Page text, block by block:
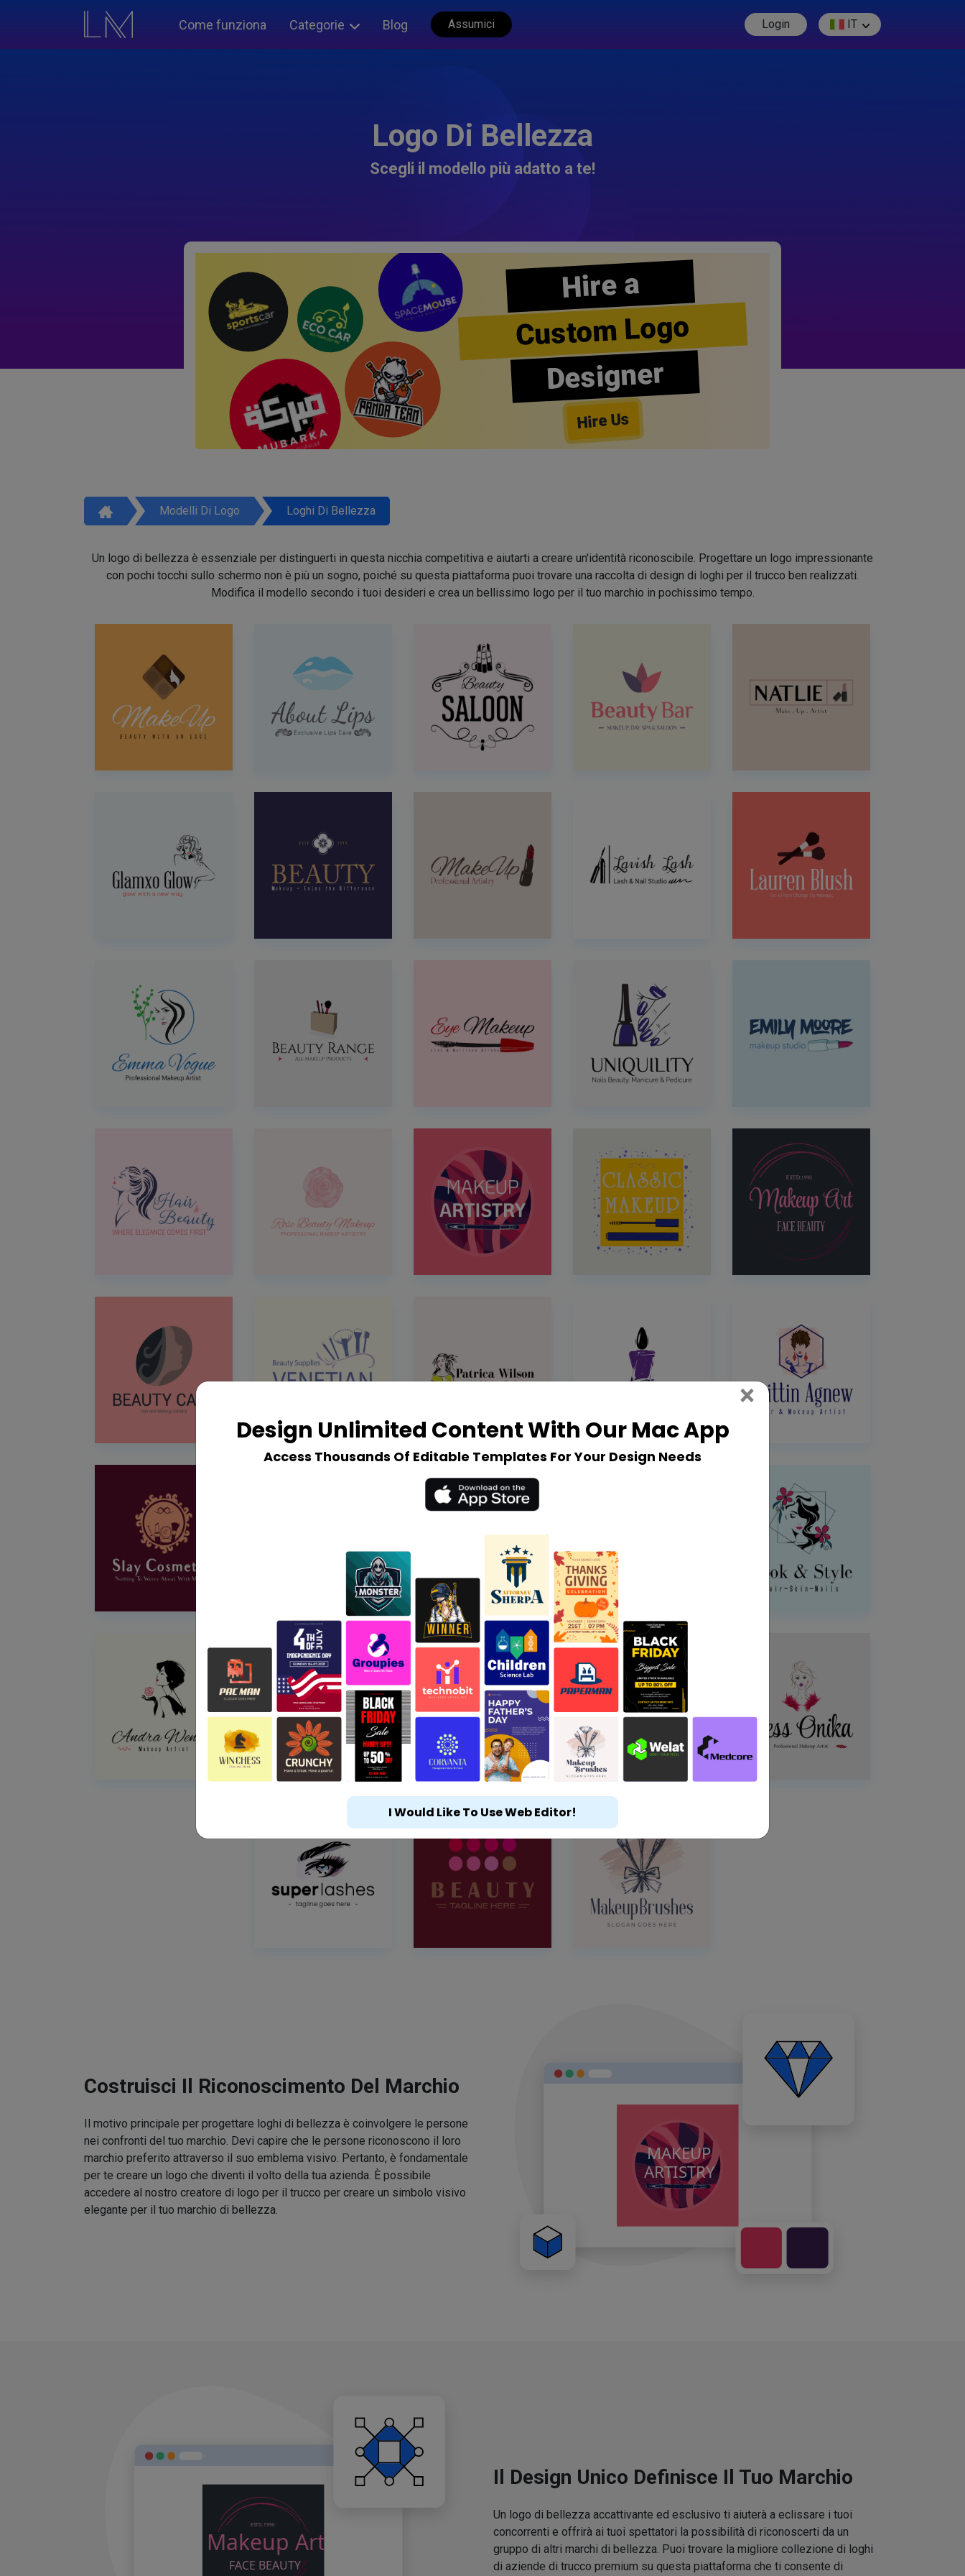
Come funziona Categorie Blog Assumici Login IT
Logo Di Bellezza
Scegli il modello più adatto a te!
Hire a
Custom Logo
Designer
Hire Us
Modelli Di Logo Loghi Di Bellezza
Un logo di bellezza è essenziale per distinguerti in questa nicchia competitiva e aiutarti a creare un'identità riconoscibile. Progettare un logo impressionante
con pochi tocchi sullo schermo non è più un sogno, poiché su questa piattaforma puoi trovare una raccolta di design di loghi per il trucco ben realizzati.
Modifica il modello secondo i tuoi desideri e crea un bellissimo logo per il tuo marchio in pochissimo tempo.
Costruisci Il Riconoscimento Del Marchio
Il motivo principale per progettare loghi di bellezza è coinvolgere le persone
nei confronti del tuo marchio. Devi capire che le persone riconoscono il loro
marchio preferito attraverso il suo emblema visivo. Pertanto, è fondamentale
per te creare un logo che diventi il volto della tua azienda. È possibile
accedere al nostro creatore di logo per il trucco per creare un simbolo visivo
elegante per il tuo marchio di bellezza.
Il Design Unico Definisce Il Tuo Marchio
Un logo di bellezza accattivante ed esclusivo ti aiuterà a eclissare i tuoi
concorrenti e offrirà ai tuoi spettatori la possibilità di riconoscerti da un
gruppo di altri marchi di bellezza. Puoi trovare la migliore collezione di loghi
di aziende di trucco premium su questa piattaforma che ti consente di
Design Unlimited Content With Our Mac App
Access Thousands Of Editable Templates For Your Design Needs
× Close
I Would Like To Use Web Editor!